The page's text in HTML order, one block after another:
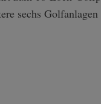
sechs